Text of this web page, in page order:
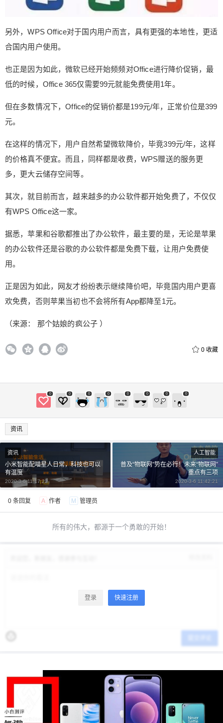
另外，WPS Office对于国内用户而言，具有更强的本地性，更适
合国内用户使用。
也正是因为如此，微软已经开始频频对Office进行降价促销，最
低的时候，Office 365仅需要99元就能免费使用1年。
但在多数情况下，Office的促销价都是199元/年，正常价位是399
元。
在这样的情况下，用户自然希望微软降价，毕竟399元/年，这样
的价格真不便宜。而且，同样都是收费，WPS赠送的服务更
多，更大云储存空间等。
其次，就目前而言，越来越多的办公软件都开始免费了，不仅仅
有WPS Office这一家。
据悉，苹果和谷歌都推出了办公软件，最主要的是，无论是苹果
的办公软件还是谷歌的办公软件都是免费下载，让用户免费使
用。
正是因为如此，网友才纷纷表示继续降价吧，毕竟国内用户更喜
欢免费，否则苹果当初也不会将所有App都降至1元。
（来源： 那个姑娘的疯公子 ）
0 收藏
0 0 0 0 0 0 0 0
资讯
资讯
小米智能配喵星人日常，科技也可以
有温度
2020-3-6 11:17:22
人工智能
普及“物联网”势在必行！未来“物联网”
重点有三项
2020-3-6 11:42:21
0 条回复 A 作者 M 管理员
所有的伟大，都源于一个勇敢的开始！
登录 快速注册